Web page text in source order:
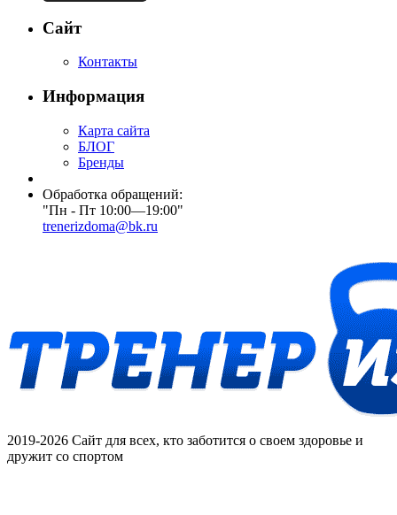
Сайт
Контакты
Информация
Карта сайта
БЛОГ
Бренды
Обработка обращений:
"Пн - Пт 10:00—19:00"
trenerizdoma@bk.ru
2019-2026 Сайт для всех, кто заботится о своем здоровье и
дружит со спортом